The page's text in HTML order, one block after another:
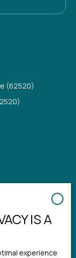
(62520)
IS A
experience